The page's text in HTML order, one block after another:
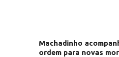
Machadinho
ordem para novas